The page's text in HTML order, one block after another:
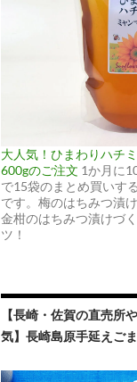
大人気！ひまわりハチ
600gのご注文 1か月に
で15袋のまとめ買いす
です。梅のはちみつ漬
金柑のはちみつ漬けづ
ツ！
【長崎・佐賀の直売所
気】長崎島原手延えご